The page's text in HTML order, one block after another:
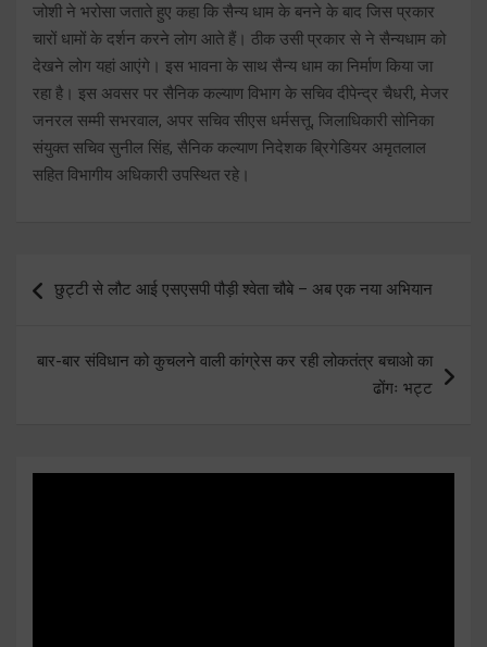
जोशी ने भरोसा जताते हुए कहा कि सैन्य धाम के बनने के बाद जिस प्रकार
चारों धामों के दर्शन करने लोग आते हैं। ठीक उसी प्रकार से ने सैन्यधाम को
देखने लोग यहां आएंगे। इस भावना के साथ सैन्य धाम का निर्माण किया जा
रहा है। इस अवसर पर सैनिक कल्याण विभाग के सचिव दीपेन्द्र चैधरी, मेजर
जनरल सम्मी सभरवाल, अपर सचिव सीएस धर्मसत्तू, जिलाधिकारी सोनिका
संयुक्त सचिव सुनील सिंह, सैनिक कल्याण निदेशक ब्रिगेडियर अमृतलाल
सहित विभागीय अधिकारी उपस्थित रहे।
navigation
छुट्टी से लौट आई एसएसपी पौड़ी श्वेता चौबे – अब एक नया अभियान
बार-बार संविधान को कुचलने वाली कांग्रेस कर रही लोकतंत्र बचाओ का
ढोंगः भट्ट